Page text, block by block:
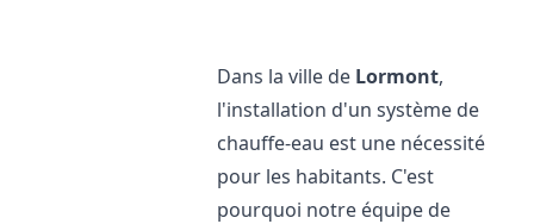
Dans la ville de Lormont,
l'installation d'un système de
chauffe-eau est une nécessité
pour les habitants. C'est
pourquoi notre équipe de